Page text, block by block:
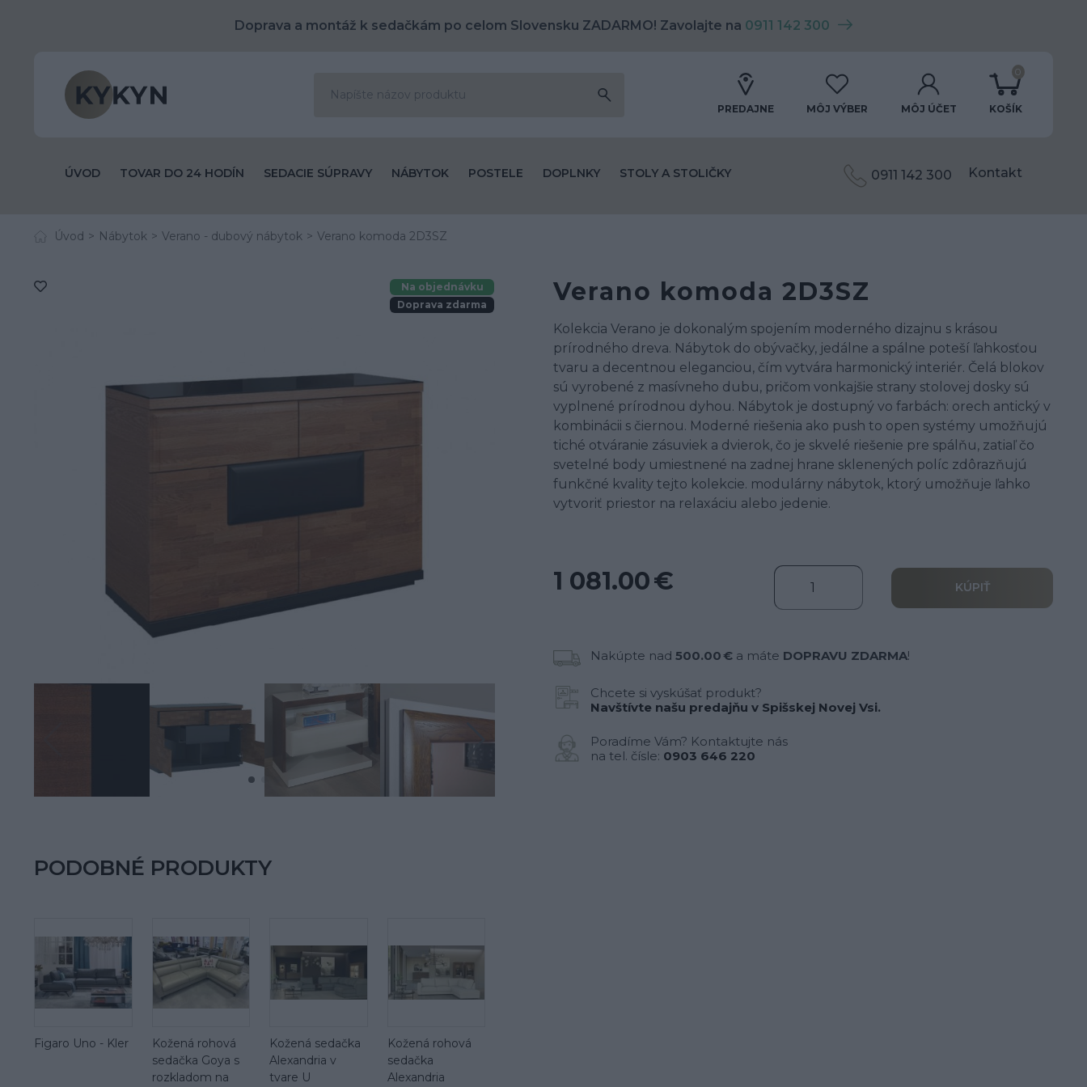
Doprava a montáž k sedačkám po celom Slovensku ZADARMO! Zavolajte na 0911 142 300
PREDAJNE MÔJ VÝBER MÔJ ÚČET KOŠÍK
0
ÚVOD TOVAR DO 24 HODÍN SEDACIE SÚPRAVY NÁBYTOK POSTELE DOPLNKY STOLY A STOLIČKY 0911 142 300 Kontakt
Úvod Nábytok Verano - dubový nábytok Verano komoda 2D3SZ
Verano komoda 2D3SZ
Kolekcia Verano je dokonalým spojením moderného dizajnu s krásou
prírodného dreva. Nábytok do obývačky, jedálne a spálne poteší ľahkosťou
tvaru a decentnou eleganciou, čím vytvára harmonický interiér. Čelá blokov
sú vyrobené z masívneho dubu, pričom vonkajšie strany stolovej dosky sú
vyplnené prírodnou dyhou. Nábytok je dostupný vo farbách: orech antický v
kombinácii s čiernou. Moderné riešenia ako push to open systémy umožňujú
tiché otváranie zásuviek a dvierok, čo je skvelé riešenie pre spálňu, zatiaľ čo
svetelné body umiestnené na zadnej hrane sklenených políc zdôrazňujú
funkčné kvality tejto kolekcie. modulárny nábytok, ktorý umožňuje ľahko
vytvoriť priestor na relaxáciu alebo jedenie.
1 081.00 € KÚPIŤ
Nakúpte nad 500.00 € a máte DOPRAVU ZDARMA!
Chcete si vyskúšať produkt?
Navštívte našu predajňu v Spišskej Novej Vsi.
Poradíme Vám? Kontaktujte nás
na tel. čísle: 0903 646 220
Na objednávku
Doprava zdarma
PODOBNÉ PRODUKTY
Figaro Uno - Kler
Kožená rohová
sedačka Goya s
rozkladom na
Kožená sedačka
Alexandria v
tvare U
Kožená rohová
sedačka
Alexandria